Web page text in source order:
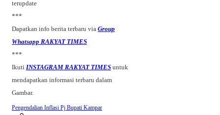
terupdate
***
Dapatkan info berita terbaru via Group
Whatsapp RAKYAT TIMES
***
Ikuti INSTAGRAM RAKYAT TIMES untuk
mendapatkan informasi terbaru dalam
Gambar.
Pengendalian Inflasi Pj Bupati Kampar